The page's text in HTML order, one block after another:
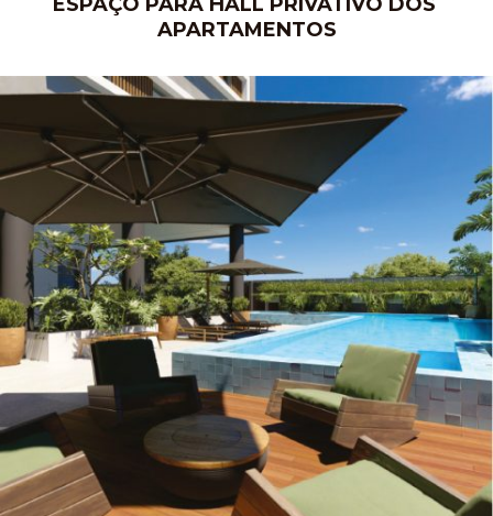
APARTAMENTOS